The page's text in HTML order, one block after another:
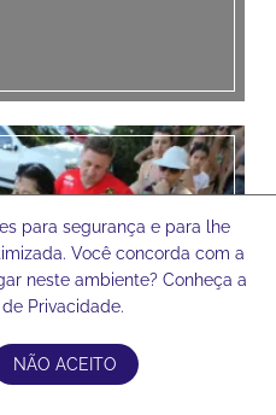
para segurança e para lhe
Você concorda com a
neste ambiente? Conheça a
Privacidade.
NÃO ACEITO